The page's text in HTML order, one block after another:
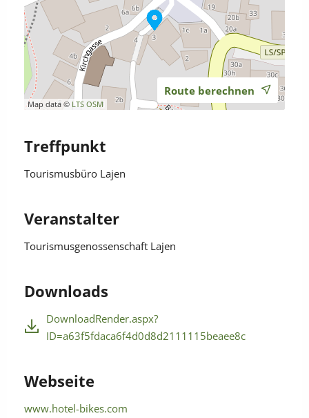
Map data © LTS OSM
Route berechnen
Treffpunkt
Tourismusbüro Lajen
Veranstalter
Tourismusgenossenschaft Lajen
Downloads
DownloadRender.aspx?
ID=a63f5fdaca6f4d0d8d2111115beaee8c
Webseite
www.hotel-bikes.com